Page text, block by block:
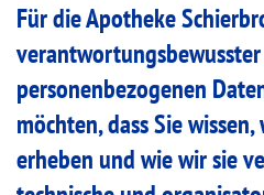
Für die Apotheke
personenbezogenen
möchten, dass Sie
erheben und wie wir sie